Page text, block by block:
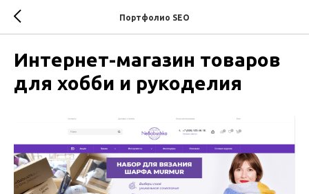
Портфолио SEO
Интернет-магазин товаров
для хобби и рукоделия